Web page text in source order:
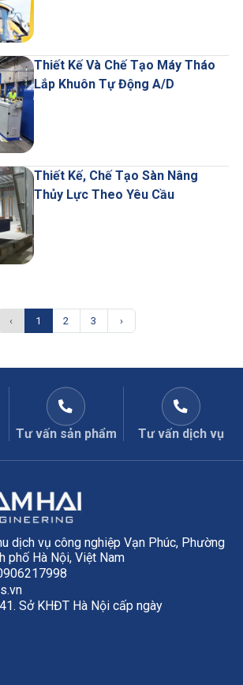
Thiết Kế Và Chế Tạo Máy Tháo
Lắp Khuôn Tự Động A/D
Thiết Kế, Chế Tạo Sàn Nâng
Thủy Lực Theo Yêu Cầu
‹ 1 2 3 ›
Tư vấn sản phẩm Tư vấn dịch vụ
dịch vụ công nghiệp Vạn Phúc, Phường
phố Hà Nội, Việt Nam
Sở KHĐT Hà Nội cấp ngày